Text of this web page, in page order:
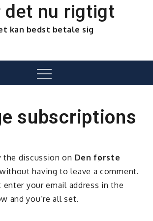
det nu rigtigt
kan bedst betale sig
Menu
subscriptions
the discussion on Den første
without having to leave a comment.
enter your email address in the
and you’re all set.